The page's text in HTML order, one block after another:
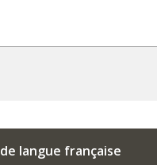
langue française